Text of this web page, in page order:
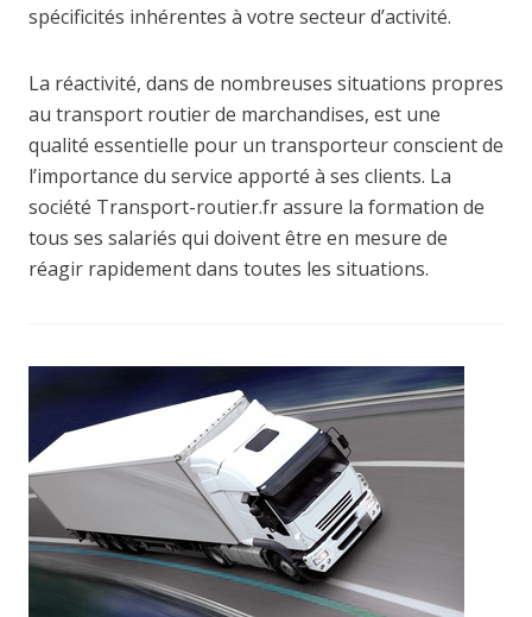
spécificités inhérentes à votre secteur d’activité.
La réactivité, dans de nombreuses situations propres
au transport routier de marchandises, est une
qualité essentielle pour un transporteur conscient de
l’importance du service apporté à ses clients. La
société Transport-routier.fr assure la formation de
tous ses salariés qui doivent être en mesure de
réagir rapidement dans toutes les situations.